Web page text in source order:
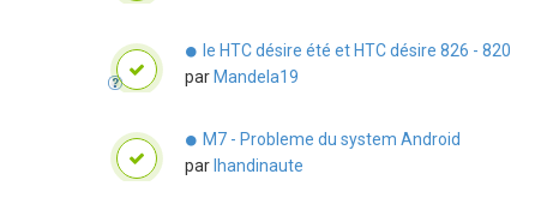
le HTC désire été et HTC désire 826 - 820
par Mandela19
M7 - Probleme du system Android
par lhandinaute